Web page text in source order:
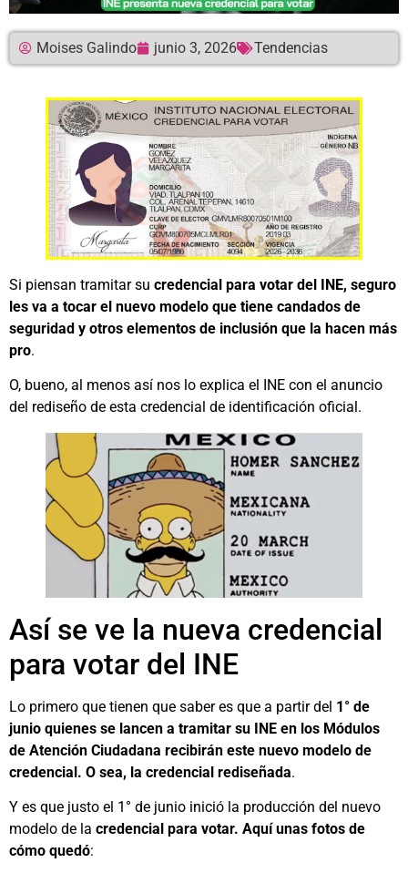
Moises Galindo junio 3, 2026 Tendencias
Si piensan tramitar su credencial para votar del INE, seguro
les va a tocar el nuevo modelo que tiene candados de
seguridad y otros elementos de inclusión que la hacen más
pro.
O, bueno, al menos así nos lo explica el INE con el anuncio
del rediseño de esta credencial de identificación oficial.
Así se ve la nueva credencial
para votar del INE
Lo primero que tienen que saber es que a partir del 1° de
junio quienes se lancen a tramitar su INE en los Módulos
de Atención Ciudadana recibirán este nuevo modelo de
credencial. O sea, la credencial rediseñada.
Y es que justo el 1° de junio inició la producción del nuevo
modelo de la credencial para votar. Aquí unas fotos de
cómo quedó: